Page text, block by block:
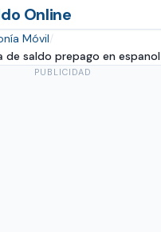
Online
Móvil
de saldo prepago en espanol
PUBLICIDAD